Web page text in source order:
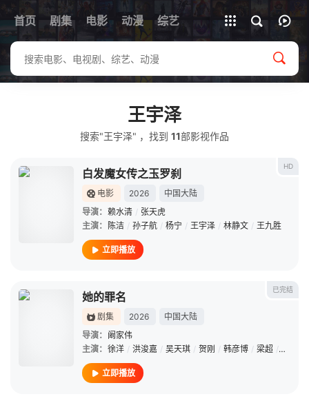
首页 剧集 电影 动漫 综艺
全部影片
王宇泽
搜索"王宇泽" ，找到 11部影视作品
HD
白发魔女传之玉罗刹
电影 2026
中国大陆
导演： 赖水清 / 张天虎
主演：
陈洁 / 孙子航 / 杨宁 / 王宇泽 / 林静文 / 王九胜
立即播放
已完结
她的罪名
剧集 2026
中国大陆
导演： 阚家伟
主演： 徐洋 / 洪浚嘉 / 吴天琪 / 贺刚 / 韩彦博 / 梁超 / 黄允桐
立即播放